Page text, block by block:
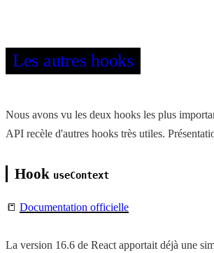
Les autres hooks
Nous avons vu les deux hooks les plus
API recèle d'autres hooks très utiles.
Hook useContext
📒 Documentation officielle
La version 16.6 de React apportait déjà une